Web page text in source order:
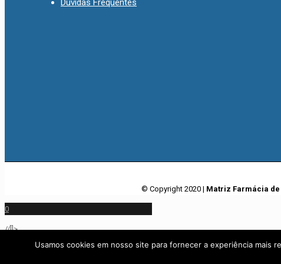
Dúvidas Frequentes
© Copyright 2020 | Matriz Farmácia
0
//]]>
Usamos cookies em nosso site para fornecer a experiência mais